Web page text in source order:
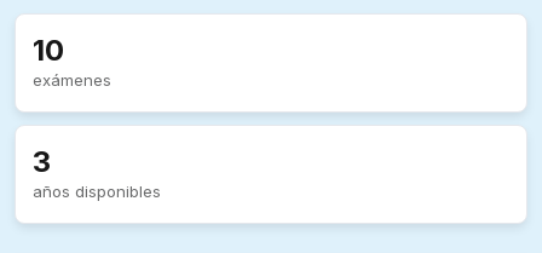
10
exámenes
3
años disponibles